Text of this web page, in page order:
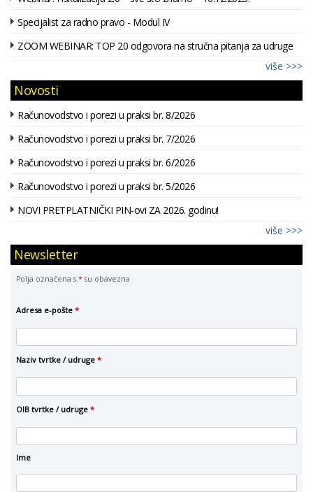
Specijalist za radno pravo - Modul IV
ZOOM WEBINAR: TOP 20 odgovora na stručna pitanja za udruge
više >>>
Novosti
Računovodstvo i porezi u praksi br. 8/2026
Računovodstvo i porezi u praksi br. 7/2026
Računovodstvo i porezi u praksi br. 6/2026
Računovodstvo i porezi u praksi br. 5/2026
NOVI PRETPLATNIČKI PIN-ovi ZA 2026. godinu!
više >>>
Newsletter
Polja označena s * su obavezna
Adresa e-pošte *
Naziv tvrtke / udruge *
OIB tvrtke / udruge *
Ime